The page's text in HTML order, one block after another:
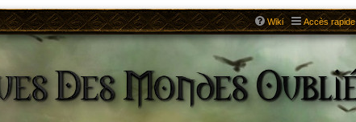
Wiki Accès rapide